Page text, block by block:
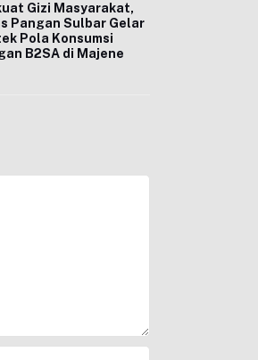
Gizi Masyarakat,
Pangan Sulbar Gelar
Pola Konsumsi
B2SA di Majene